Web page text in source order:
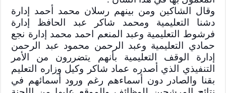
وقال الشاكين ومن بينهم رسلان محمد أحمد إدارة
دشنا التعليمية
ومحمد شاكر عبد الحافظ إدارة
فرشوط التعليمية وعبد المنعم احمد محمد إدارة نجع
حمادي التعليمية وعبد الرحمن محمود عبد الرحمن
إدارة الوقف التعليمية بأنهم يتضررون من الأمر
التنفيذي الذي أصدره عماد شاكر وكيل وزاره التعليم
بقنا والصادر دون أسماءهم رغم ورود أسمائهم في